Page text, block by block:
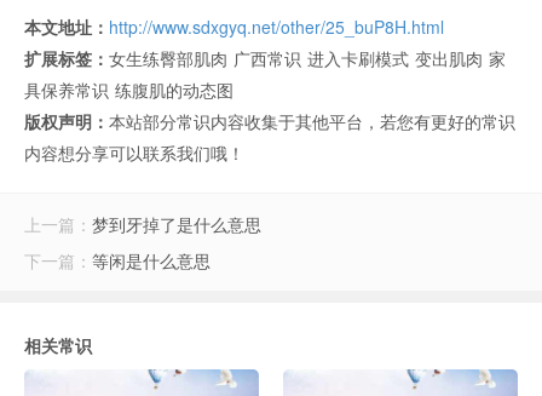
本文地址： http://www.sdxgyq.net/other/25_buP8H.html
扩展标签： 女生练臀部肌肉 广西常识 进入卡刷模式 变出肌肉 家
具保养常识 练腹肌的动态图
版权声明： 本站部分常识内容收集于其他平台，若您有更好的常识
内容想分享可以联系我们哦！
上一篇： 梦到牙掉了是什么意思
下一篇： 等闲是什么意思
相关常识